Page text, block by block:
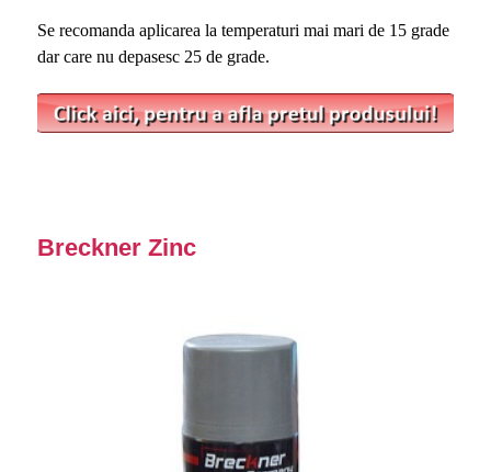
Se recomanda aplicarea la temperaturi mai mari de 15 grade
dar care nu depasesc 25 de grade.
Breckner Zinc